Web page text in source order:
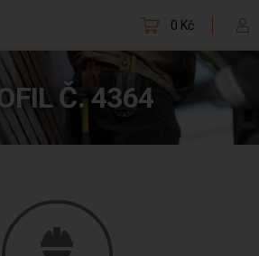
0 Kč
Č. 4364